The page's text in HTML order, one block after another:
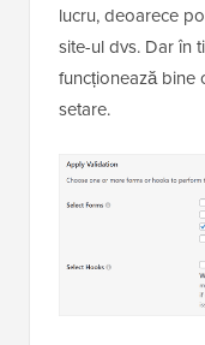
lucru, deoarece
site-ul dvs. Dar în
funcționează bine
setare.